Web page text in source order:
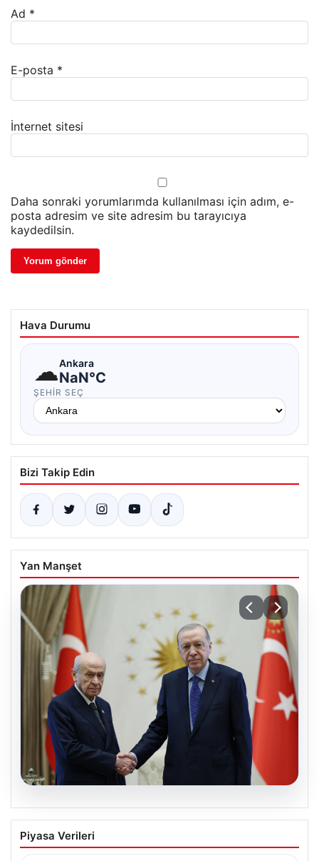
Ad *
E-posta *
İnternet sitesi
Daha sonraki yorumlarımda kullanılması için adım, e-
posta adresim ve site adresim bu tarayıcıya
kaydedilsin.
Hava Durumu
☁Ankara
NaN°C
ŞEHIR SEÇ
Bizi Takip Edin
Yan Manşet
Cumhurbaşkanı Erdoğan, Devlet
Bahçeli ile görüştü
Piyasa Verileri